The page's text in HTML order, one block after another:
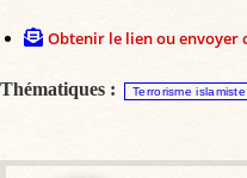
Obtenir le lien ou envoyer
Thématiques : Terrorisme islamiste